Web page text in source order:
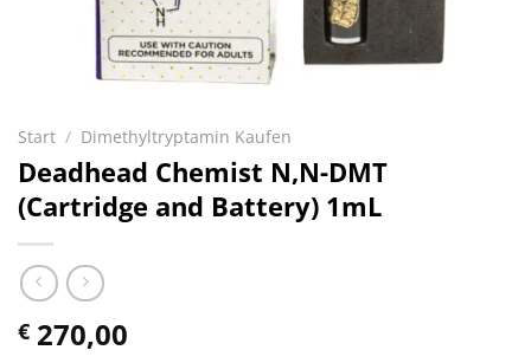
Start / Dimethyltryptamin Kaufen
Deadhead Chemist N,N-DMT
(Cartridge and Battery) 1mL
€ 270,00